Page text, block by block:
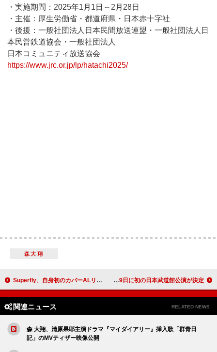
・実施期間：2025年1月1日～2月28日
・主催：厚生労働省・都道府県・日本赤十字社
・後援：一般社団法人日本民間放送連盟・一般社団法人日
本民営鉄道協会・一般社団法人
日本コミュニティ放送協会
https://www.jrc.or.jp/lp/hatachi2025/
森大翔
Superfly、自身初のカバーALリリース＆全国ホールツアー開催決定 いぎなり東北産、25年7月9日に初の日本武道館公演が決定
関連ニュース RELATED NEWS
森 大翔、清原果耶主演ドラマ『マイダイアリー』挿入歌「群青日
記」のMVティザー映像公開